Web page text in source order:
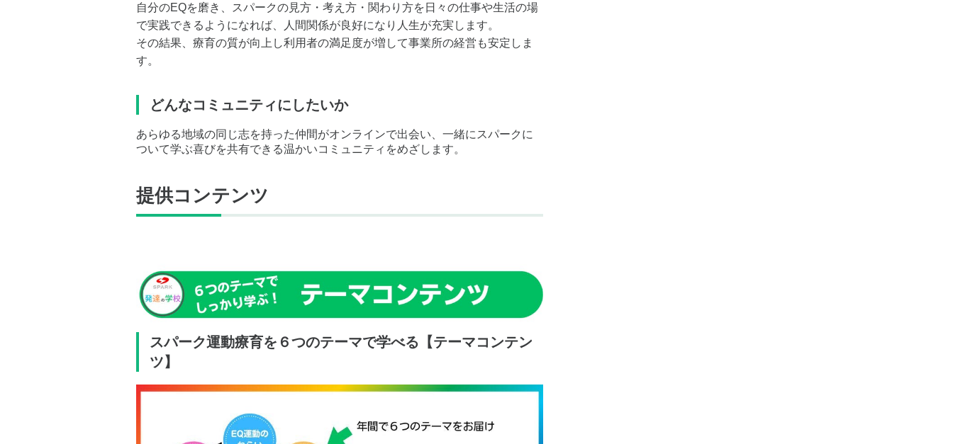
自分のEQを磨き、スパークの見方・考え方・関わり方を日々の仕事や生活の場
で実践できるようになれば、人間関係が良好になり人生が充実します。
その結果、療育の質が向上し利用者の満足度が増して事業所の経営も安定しま
す。
どんなコミュニティにしたいか
あらゆる地域の同じ志を持った仲間がオンラインで出会い、一緒にスパークに
ついて学ぶ喜びを共有できる温かいコミュニティをめざします。
提供コンテンツ
スパーク運動療育を６つのテーマで学べる【テーマコンテン
ツ】